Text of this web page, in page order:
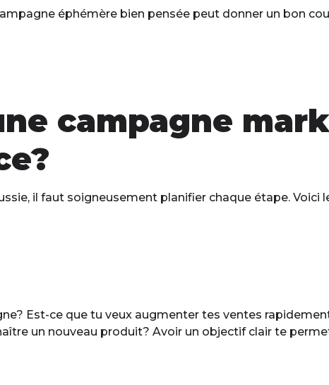
éphémère bien pensée peut donner un bon
campagne
il faut soigneusement planifier chaque étape. Voici
Est-ce que tu veux augmenter tes ventes
un nouveau produit? Avoir un objectif clair te